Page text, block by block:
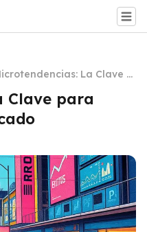
La Clave p
ara Adelantarse al Mercado
Clave para